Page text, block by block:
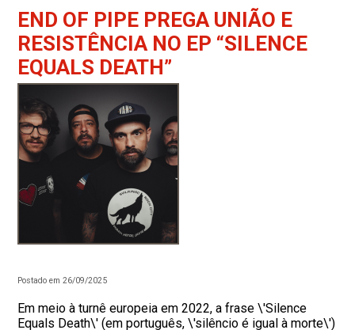
END OF PIPE PREGA UNIÃO E
RESISTÊNCIA NO EP “SILENCE
EQUALS DEATH”
Postado em 26/09/2025
Em meio à turnê europeia em 2022, a frase \'Silence
Equals Death\' (em português, \'silêncio é igual à morte\')